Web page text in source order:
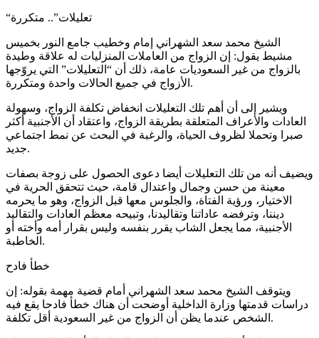
“تعليلات”.. متكررة
الشيخ محمد سعد الشهراني إمام وخطيب جامع النور بخميس
مشيط يقول: إن الزواج من العاملات المنزليات له علاقة وطيدة
بالزواج من غير السعوديات عامة، ذلك أن “التعليلات” التي يروّجها
الأزواج في جميع الحالات واحدة ومتكررة.
ويشير إلى أن أهم تلك التعليلات انخفاض تكلفة الزواج، وسهولة
العادات والأعراف المتعلقة بطريقة الزواج، واعتقاد أن الأجنبية أكثر
صبرا وتحملا لظروف الحياة، والرغبة في البحث عن نمط اجتماعي
جديد.
ويضيف أنه من تلك التعليلات أيضا دعوى الحصول على زوجة بصفات
معينة من حسن وجمال واعتدال قامة، حيث تتحقق الحرية في
الاختيار، ورؤية الفتاة، والجلوس معها قبل الزواج، وهو ما يحرمه
ديننا، وترفضه عاداتنا وتقاليدنا، وتبيحه معظم العادات والتقاليد
الأجنبية، مما يجعل الشاب يقرر بنفسه وليس بقرار أمه وأخته أو
الخاطبة.
خطأ فادح
ويتوقف الشيخ محمد سعد الشهراني أمام قضية مهمة بقوله: إن
دراسات قدمتها وزارة الداخلية أوضحت أن هناك خطأ فادحا يقع فيه
الشخص عندما يظن أن الزواج من غير السعودية أقل تكلفة.